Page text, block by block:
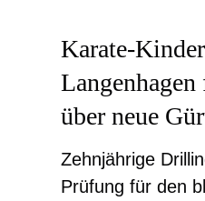
Karate-
Langenhagen
über neue
Zehnjährige
Prüfung für den